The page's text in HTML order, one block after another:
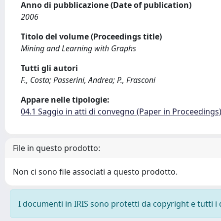
Anno di pubblicazione (Date of publication)
2006
Titolo del volume (Proceedings title)
Mining and Learning with Graphs
Tutti gli autori
F., Costa; Passerini, Andrea; P., Frasconi
Appare nelle tipologie:
04.1 Saggio in atti di convegno (Paper in Proceedings)
File in questo prodotto:
Non ci sono file associati a questo prodotto.
I documenti in IRIS sono protetti da copyright e tutti